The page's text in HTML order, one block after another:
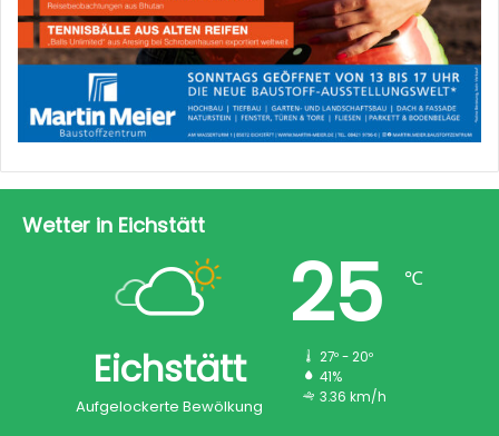
Wetter in Eichstätt
Eichstätt
Aufgelockerte Bewölkung
25 ℃
27º - 20º
41%
3.36 km/h